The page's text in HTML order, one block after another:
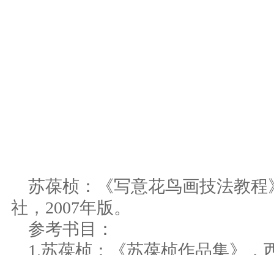
苏葆桢：《写意花鸟画技法教
社，2007年版。
参考书目：
1.苏葆桢：《苏葆桢作品集》，